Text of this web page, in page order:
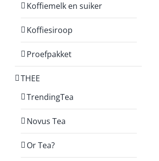
Koffiemelk en suiker
Koffiesiroop
Proefpakket
THEE
TrendingTea
Novus Tea
Or Tea?